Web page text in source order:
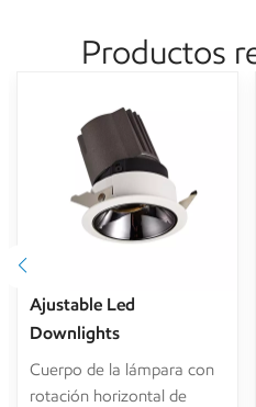
Productos
Ajustable Led
Downlights
antideslumbrante 6W
12W 20W 30W para
Cuerpo de la lámpara con
rotación horizontal de